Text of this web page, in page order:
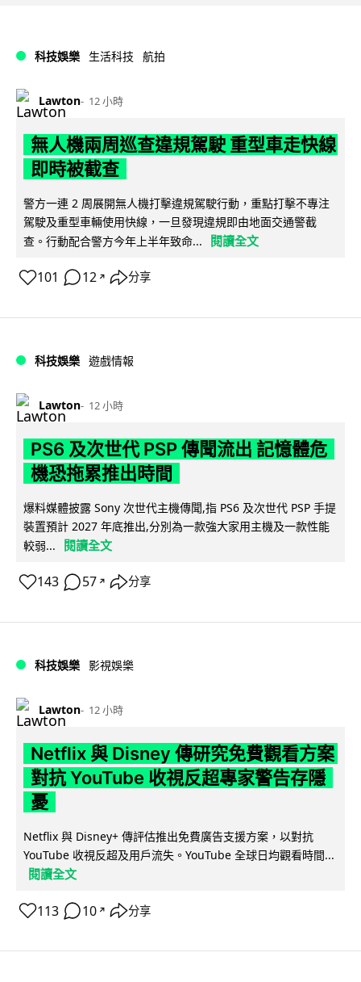
科技娛樂 生活科技 航拍
Lawton 12 小時
無人機兩周巡查違規駕駛 重型車走快線
即時被截查
警方一連 2 周展開無人機打擊違規駕駛行動，重點打擊不專注
駕駛及重型車輛使用快線，一旦發現違規即由地面交通警截
查。行動配合警方今年上半年致命...
閱讀全文
101 12 ↗ 分享
科技娛樂 遊戲情報
Lawton 12 小時
PS6 及次世代 PSP 傳聞流出 記憶體危
機恐拖累推出時間
爆料媒體披露 Sony 次世代主機傳聞,指 PS6 及次世代 PSP 手提
裝置預計 2027 年底推出,分別為一款強大家用主機及一款性能
較弱...
閱讀全文
143 57 ↗ 分享
科技娛樂 影視娛樂
Lawton 12 小時
Netflix 與 Disney 傳研究免費觀看方案
對抗 YouTube 收視反超專家警告存隱
憂
Netflix 與 Disney+ 傳評估推出免費廣告支援方案，以對抗
YouTube 收視反超及用戶流失。YouTube 全球日均觀看時間...
閱讀全文
113 10 ↗ 分享